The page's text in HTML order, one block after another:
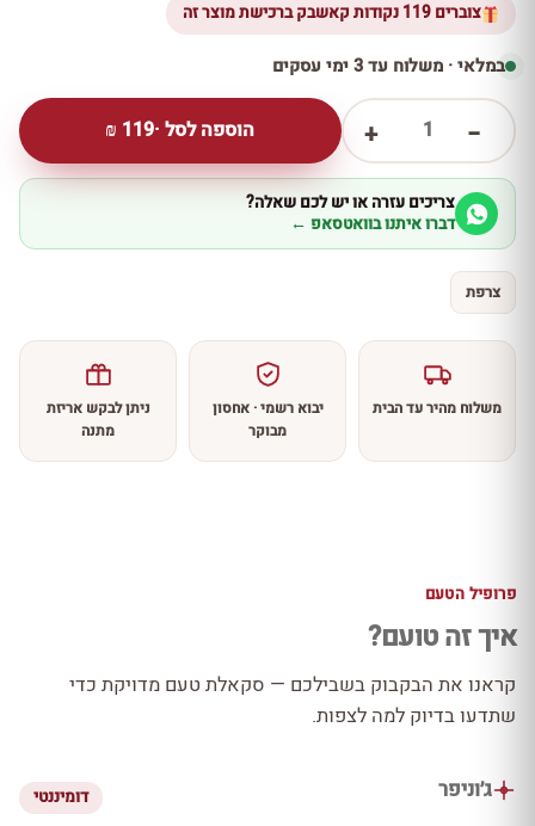
צוברים 119 נקודות קאשבק ברכישת מוצר זה
במלאי · משלוח עד 3 ימי עסקים
−
1
+ הוספה לסל ·119
₪
צריכים עזרה או יש לכם שאלה?
דברו איתנו בוואטסאפ ←
צרפת
משלוח מהיר עד הבית
יבוא רשמי · אחסון
מבוקר
ניתן לבקש אריזת
מתנה
פרופיל הטעם
איך זה טועם?
קראנו את הבקבוק בשבילכם — סקאלת טעם מדויקת כדי
שתדעו בדיוק למה לצפות.
ג׳וניפר דומיננטי